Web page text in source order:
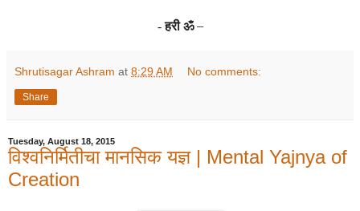
-हरी ॐ–
Shrutisagar Ashram at 8:29 AM No comments:
Share
Tuesday, August 18, 2015
विश्वनिर्मितीचा मानसिक यज्ञ | Mental Yajnya of
Creation